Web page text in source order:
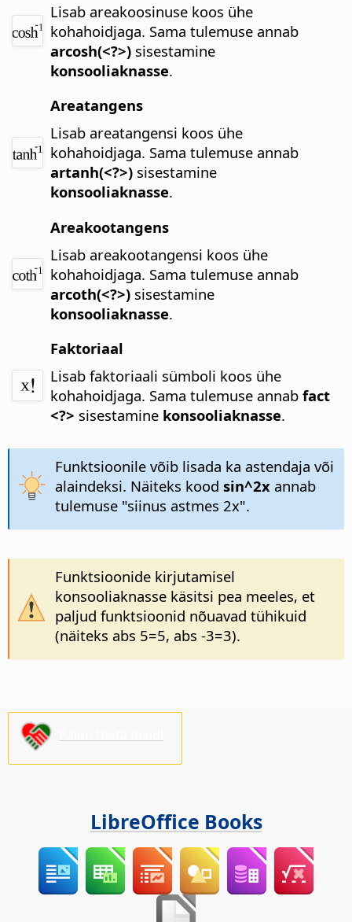
Lisab areakoosinuse koos ühe
kohahoidjaga. Sama tulemuse annab
arcosh(<?>) sisestamine
konsooliaknasse.
Areatangens
Lisab areatangensi koos ühe
kohahoidjaga. Sama tulemuse annab
artanh(<?>) sisestamine
konsooliaknasse.
Areakootangens
Lisab areakootangensi koos ühe
kohahoidjaga. Sama tulemuse annab
arcoth(<?>) sisestamine
konsooliaknasse.
Faktoriaal
Lisab faktoriaali sümboli koos ühe
kohahoidjaga. Sama tulemuse annabfact
<?> sisestamine konsooliaknasse.
Funktsioonile võib lisada ka astendaja või
alaindeksi. Näiteks kood sin^2xannab
tulemuse "siinus astmes 2x".
Funktsioonide kirjutamisel
konsooliaknasse käsitsi pea meeles, et
paljud funktsioonid nõuavad tühikuid
(näiteks abs 5=5, abs -3=3).
LibreOffice Books